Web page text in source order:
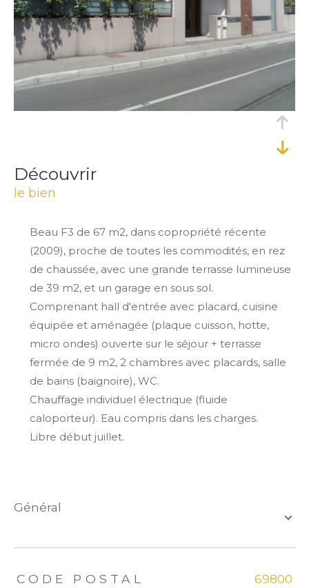
découvrir
le bien
Beau F3 de 67 m2, dans copropriété récente
(2009), proche de toutes les commodités, en rez
de chaussée, avec une grande terrasse lumineuse
de 39 m2, et un garage en sous sol.
Comprenant hall d'entrée avec placard, cuisine
équipée et aménagée (plaque cuisson, hotte,
micro ondes) ouverte sur le séjour + terrasse
fermée de 9 m2, 2 chambres avec placards, salle
de bains (baignoire), WC.
Chauffage individuel électrique (fluide
caloporteur). Eau compris dans les charges.
Libre début juillet.
général
TRAD_ZEPHYR_Caracteristique TRAD_ZEPHYR_Valeurs
CODE POSTAL 69800